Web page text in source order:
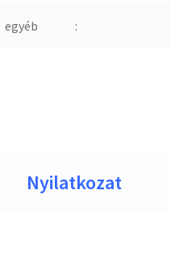
egyéb :
Nyilatkozat